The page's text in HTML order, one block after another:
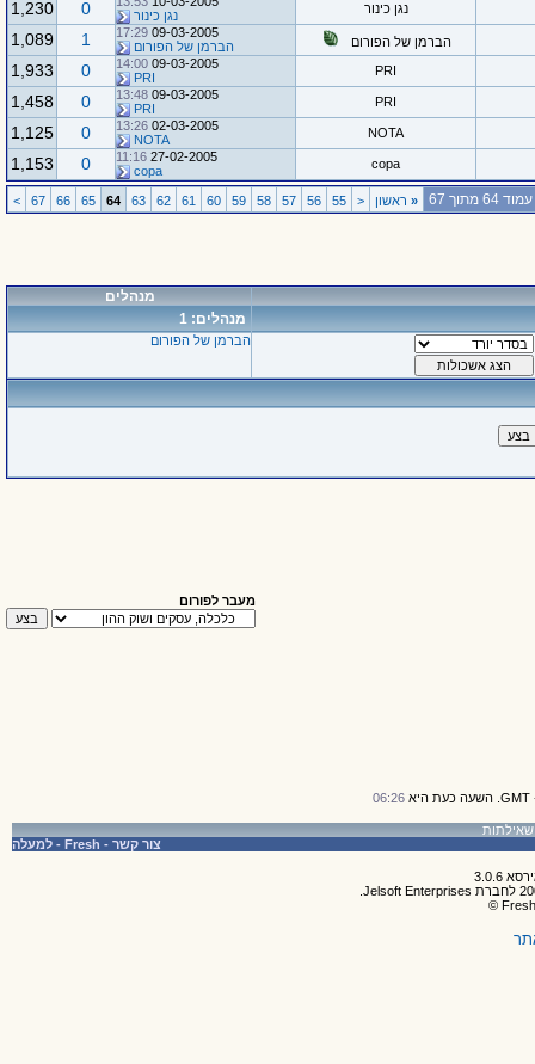
נגן כינור
נגן כינור
0
1,230
הברמן של הפורום
09-03-2005
17:29
הברמן של הפורום
1
1,089
PRI
09-03-2005
14:00
PRI
0
1,933
PRI
09-03-2005
13:48
PRI
0
1,458
NOTA
02-03-2005
13:26
NOTA
0
1,125
copa
27-02-2005
11:16
copa
0
1,153
עמוד 64 מתוך 67 «ראשון <
55
56
57
58
59
60
61
62
63
64
65
66
67
>
מנהלים
מנהלים: 1
הברמן של הפורום
מעבר לפורום
06:26
צור קשר -
Fresh
- למעלה